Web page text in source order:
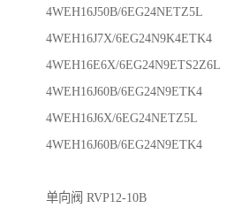
4WEH16J50B/6EG24NETZ5L
4WEH16J7X/6EG24N9K4ETK4
4WEH16E6X/6EG24N9ETS2Z6L
4WEH16J60B/6EG24N9ETK4
4WEH16J6X/6EG24NETZ5L
4WEH16J60B/6EG24N9ETK4
单向阀 RVP12-10B